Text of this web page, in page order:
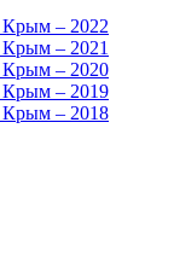
Крым – 2022
– 2021
Крым – 2020
Крым – 2019
Крым – 2018